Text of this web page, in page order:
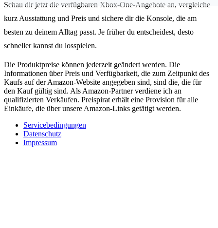
Schau dir jetzt die verfügbaren Xbox-One-Angebote an, vergleiche
kurz Ausstattung und Preis und sichere dir die Konsole, die am
besten zu deinem Alltag passt. Je früher du entscheidest, desto
schneller kannst du losspielen.
Die Produktpreise können jederzeit geändert werden. Die
Informationen über Preis und Verfügbarkeit, die zum Zeitpunkt des
Kaufs auf der Amazon-Website angegeben sind, sind die, die für
den Kauf gültig sind. Als Amazon-Partner verdiene ich an
qualifizierten Verkäufen. Preispirat erhält eine Provision für alle
Einkäufe, die über unsere Amazon-Links getätigt werden.
Servicebedingungen
Datenschutz
Impressum